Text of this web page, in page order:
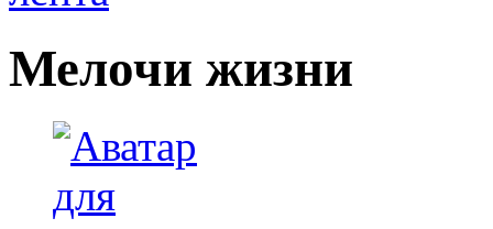
Мелочи жизни